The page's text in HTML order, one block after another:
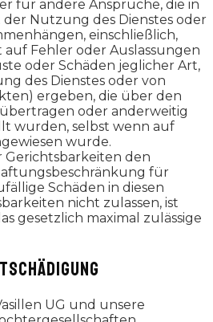
für andere Ansprüche, die in
Nutzung des Dienstes oder
einschließlich,
Fehler oder Auslassungen
oder Schäden jeglicher Art,
des Dienstes oder von
ergeben, die über den
oder anderweitig
wurden, selbst wenn auf
wurde.
Gerichtsbarkeiten den
für
Schäden in diesen
nicht zulassen, ist
gesetzlich maximal zulässige
UG und unsere